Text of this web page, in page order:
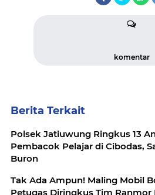
komentar
Berita Terkait
Polsek Jatiuwung Ringkus 13
Pembacok Pelajar di Cibodas,
Buron
Tak Ada Ampun! Maling Mobil
Petugas Diringkus Tim Ranmor